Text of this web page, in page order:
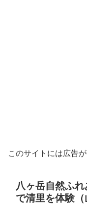
このサイトには広告が
八ヶ岳自然ふ
で清里を体験（